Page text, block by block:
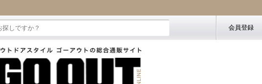
会員登録